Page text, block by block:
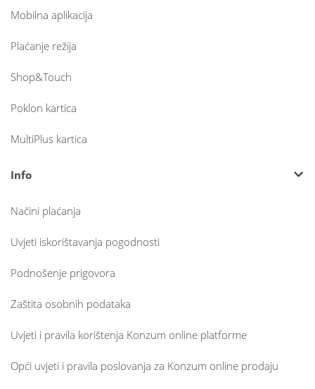
Mobilna aplikacija
Plaćanje režija
Shop&Touch
Poklon kartica
MultiPlus kartica
Info
Načini plaćanja
Uvjeti iskorištavanja pogodnosti
Podnošenje prigovora
Zaštita osobnih podataka
Uvjeti i pravila korištenja Konzum online platforme
Opći uvjeti i pravila poslovanja za Konzum online prodaju